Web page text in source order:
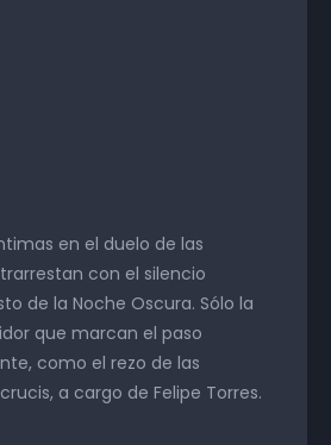
en el duelo de las
con el silencio
de la Noche Oscura. Sólo la
que marcan el paso
como el rezo de las
a cargo de Felipe Torres.